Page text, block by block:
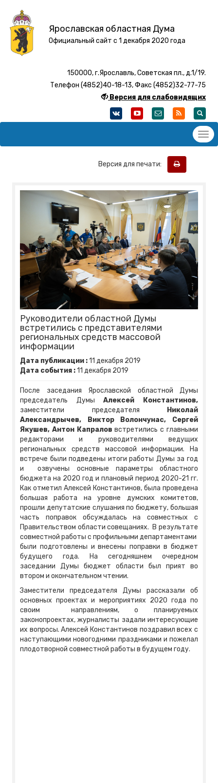
Ярославская областная Дума
Официальный сайт с 1 декабря 2020 года
150000, г.Ярославль, Советская пл., д.1/19.
Телефон (4852)40-18-13, Факс (4852)32-77-75
Версия для слабовидящих
Версия для печати:
Руководители областной Думы
встретились с представителями
региональных средств массовой
информации
Дата публикации :11 декабря 2019
Дата события :11 декабря 2019
После заседания Ярославской областной Думы
председатель ДумыАлексей Константинов,
заместители председателя
Николай
Александрычев, Виктор Волончунас, Сергей
Якушев, Антон Капраловвстретились с главными
редакторами и руководителями ведущих
региональных средств массовой информации. На
встрече были подведены итоги работы Думы за год
и озвучены основные параметры областного
бюджета на 2020 год и плановый период 2020-21 гг.
Как отметил Алексей Константинов, была проведена
большая работа на уровне думских комитетов,
прошли депутатские слушания по бюджету, большая
часть поправок обсуждалась на совместных с
Правительством области совещаниях. В результате
совместной работы с профильными департаментами
были подготовлены и внесены поправки в бюджет
будущего года. На сегодняшнем очередном
заседании Думы бюджет области был прият во
втором и окончательном чтении.
Заместители председателя Думы рассказали об
основных проектах и мероприятиях 2020 года по
своим направлениям, о планируемых
законопроектах, журналисты задали интересующие
их вопросы. Алексей Константинов поздравил всех с
наступающими новогодними праздниками и пожелал
плодотворной совместной работы в будущем году.